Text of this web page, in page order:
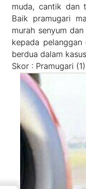
muda, cantik dan
Baik pramugari
murah senyum
kepada
berdua dalam
Skor : Pramugari